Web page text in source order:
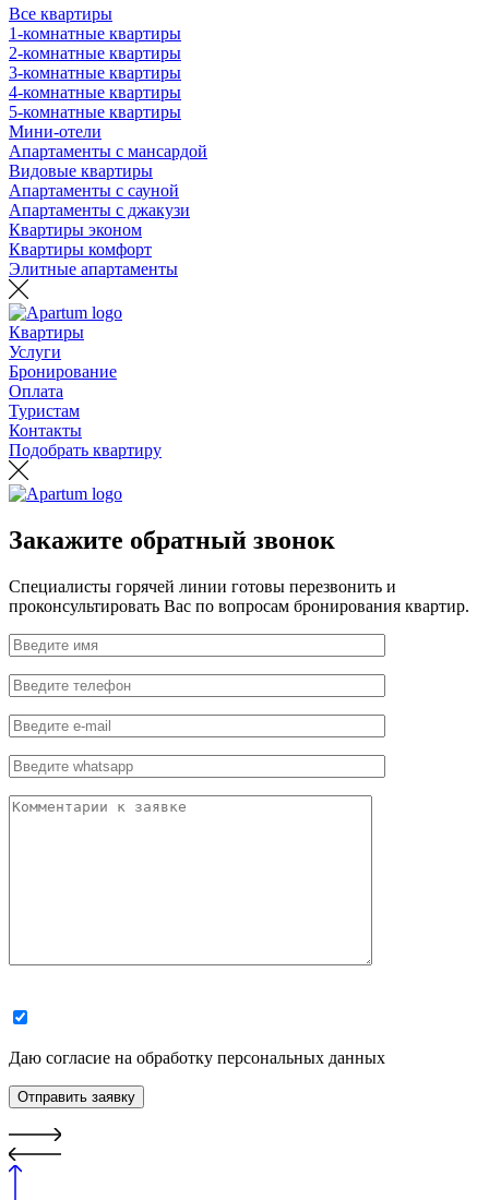
Все квартиры
1-комнатные квартиры
2-комнатные квартиры
3-комнатные квартиры
4-комнатные квартиры
5-комнатные квартиры
Мини-отели
Апартаменты с мансардой
Видовые квартиры
Апартаменты с сауной
Апартаменты с джакузи
Квартиры эконом
Квартиры комфорт
Элитные апартаменты
Квартиры
Услуги
Бронирование
Оплата
Туристам
Контакты
Подобрать квартиру
Закажите обратный звонок
Специалисты горячей линии готовы перезвонить и
проконсультировать Вас по вопросам бронирования квартир.
Даю согласие на обработку персональных данных
Отправить заявку